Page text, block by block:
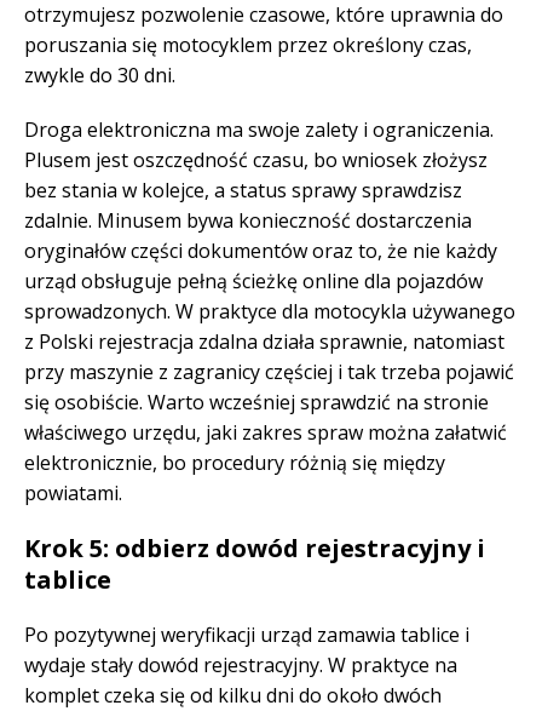
otrzymujesz pozwolenie czasowe, które uprawnia do
poruszania się motocyklem przez określony czas,
zwykle do 30 dni.
Droga elektroniczna ma swoje zalety i ograniczenia.
Plusem jest oszczędność czasu, bo wniosek złożysz
bez stania w kolejce, a status sprawy sprawdzisz
zdalnie. Minusem bywa konieczność dostarczenia
oryginałów części dokumentów oraz to, że nie każdy
urząd obsługuje pełną ścieżkę online dla pojazdów
sprowadzonych. W praktyce dla motocykla używanego
z Polski rejestracja zdalna działa sprawnie, natomiast
przy maszynie z zagranicy częściej i tak trzeba pojawić
się osobiście. Warto wcześniej sprawdzić na stronie
właściwego urzędu, jaki zakres spraw można załatwić
elektronicznie, bo procedury różnią się między
powiatami.
Krok 5: odbierz dowód rejestracyjny i
tablice
Po pozytywnej weryfikacji urząd zamawia tablice i
wydaje stały dowód rejestracyjny. W praktyce na
komplet czeka się od kilku dni do około dwóch